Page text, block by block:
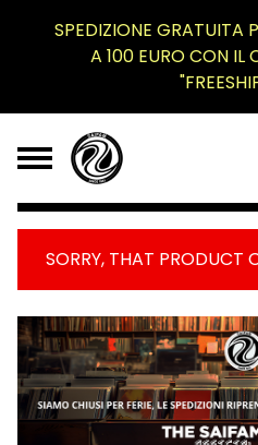
SPEDIZIONE GRATUITA
A 100 EURO CON IL
SORRY, THAT PRODUCT